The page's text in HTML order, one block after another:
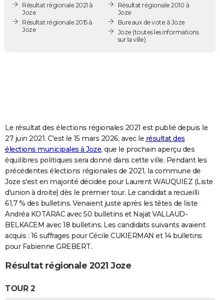
Destinations
City break
Voyage nature
Voyage de noces
Forum
PHOTO
GUIDES D'ACHAT
COPAINS D'AVANT
S'inscrire
Se connecter
Lycées
Collèges
Primaires
Universités
Entreprises
Service militaire
Avis de recherche
AVIS DE DÉCÈS
FORUM
Bricolage
Lifestyle
Culture
Sport
Auto
Television
Voyage
Cinema
Résultat régionale 2021 à
Joze
Résultat régionale 2015 à
Joze
Résultat régionale 2010 à
Joze
Bureaux de vote à Joze
Joze (toutes les informations
sur la ville)
Le résultat des élections régionales 2021 est publié depuis le
27 juin 2021. C'est le 15 mars 2026, avec le résultat des
élections municipales à Joze, que le prochain aperçu des
équilibres politiques sera donné dans cette ville. Pendant les
précédentes élections régionales de 2021, la commune de
Joze s'est en majorité décidée pour Laurent WAUQUIEZ (Liste
d'union à droite) dès le premier tour. Le candidat a recueilli
61,7 % des bulletins. Venaient juste après les têtes de liste
Andréa KOTARAC avec 50 bulletins et Najat VALLAUD-
BELKACEM avec 18 bulletins. Les candidats suivants avaient
acquis : 16 suffrages pour Cécile CUKIERMAN et 14 bulletins
pour Fabienne GREBERT.
Résultat régionale 2021 Joze
TOUR 2